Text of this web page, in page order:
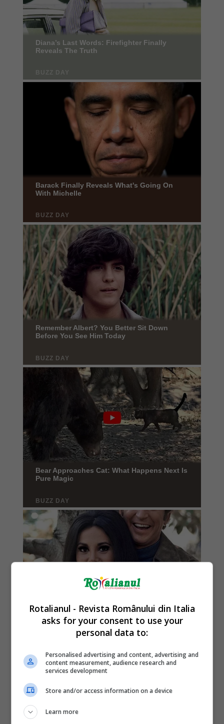
Rotalianul - Revista Românului din Italia
asks for your consent to use your
personal data to:
Personalised advertising and content, advertising and
content measurement, audience research and
services development
Store and/or access information on a device
Learn more